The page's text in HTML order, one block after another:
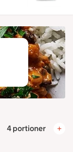
4 portioner